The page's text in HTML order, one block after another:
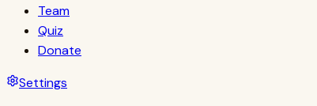
Team
Quiz
Donate
Settings